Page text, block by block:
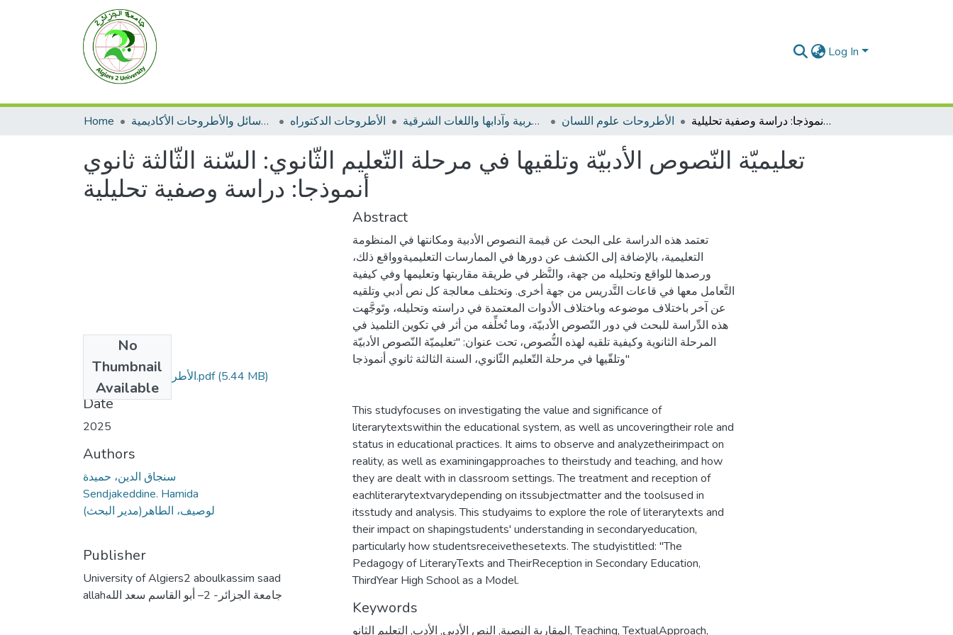
Log In
Home الرسائل والأطروحات الأكاديمية الأطروحات الدكتوراه الأطروحات اللغة العربية وآدابها واللغات الشرقية الأطروحات علوم اللسان تعليميّة النّصوص الأدبيّة وتلقيها في مرحلة التّعليم الثّانوي: السّنة الثّالثة ثانوي أنموذجا: دراسة وصفية تحليلية
تعليميّة النّصوص الأدبيّة وتلقيها في مرحلة التّعليم الثّانوي: السّنة الثّالثة ثانوي
أنموذجا: دراسة وصفية تحليلية
No
Thumbnail
Available
الأطروحة كاملة.pdf(5.44 MB)
Date
2025
Authors
سنجاق الدين، حميدة
Sendjakeddine. Hamida
لوصيف، الطاهر(مدير البحث)
Publisher
University of Algiers2 aboulkassim saad
allahجامعة الجزائر- 2– أبو القاسم سعد الله
Abstract
تعتمد هذه الدراسة على البحث عن قيمة النصوص الأدبية ومكانتها في المنظومة
التعليمية، بالإضافة إلى الكشف عن دورها في الممارسات التعليميةوواقع ذلك،
ورصدها للواقع وتحليله من جهة، والنَّظر في طريقة مقاربتها وتعليمها وفي كيفية
التَّعامل معها في قاعات التَّدريس من جهة أخرى. وتختلف معالجة كل نص أدبي وتلقيه
عن آخر باختلاف موضوعه وباختلاف الأدوات المعتمدة في دراسته وتحليله، وتَوجَّهت
هذه الدِّراسة للبحث في دور النّصوص الأدبيّة، وما تُخلِّفه من أثر في تكوين التلميذ في
المرحلة الثانوية وكيفية تلقيه لهذه النُّصوص، تحت عنوان: "تعليميّة النّصوص الأدبيّة
وتلقّيها في مرحلة التّعليم الثّانوي، السنة الثالثة ثانوي أنموذجا"
This studyfocuses on investigating the value and significance of
literarytextswithin the educational system, as well as uncoveringtheir role and
status in educational practices. It aims to observe and analyzetheirimpact on
reality, as well as examiningapproaches to theirstudy and teaching, and how
they are dealt with in classroom settings. The treatment and reception of
eachliterarytextvarydepending on itssubjectmatter and the toolsused in
itsstudy and analysis. This studyaims to explore the role of literarytexts and
their impact on shapingstudents' understanding in secondaryeducation,
particularly how studentsreceivethesetexts. The studyistitled: "The
Pedagogy of LiteraryTexts and TheirReception in Secondary Education,
ThirdYear High School as a Model.
Keywords
المقاربة النصية, النص الأدبي, الأدب, التعليم الثانو ,Teaching,TextualApproach,